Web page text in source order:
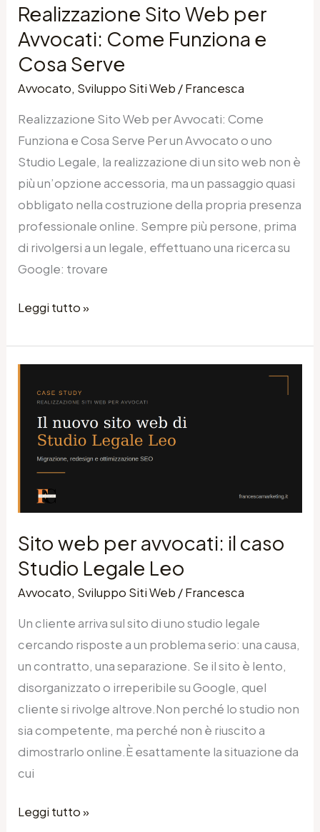
Realizzazione Sito Web per
Avvocati: Come Funziona e
Cosa Serve
Avvocato, Sviluppo Siti Web /Francesca
Realizzazione Sito Web per Avvocati: Come
Funziona e Cosa Serve Per un Avvocato o uno
Studio Legale, la realizzazione di un sito web non è
più un’opzione accessoria, ma un passaggio quasi
obbligato nella costruzione della propria presenza
professionale online. Sempre più persone, prima
di rivolgersi a un legale, effettuano una ricerca su
Google: trovare
Cosa
Serve
Leggi tutto »
Sito web per avvocati: il caso
Studio Legale Leo
Avvocato, Sviluppo Siti Web /Francesca
Un cliente arriva sul sito di uno studio legale
cercando risposte a un problema serio: una causa,
un contratto, una separazione. Se il sito è lento,
disorganizzato o irreperibile su Google, quel
cliente si rivolge altrove.Non perché lo studio non
sia competente, ma perché non è riuscito a
dimostrarlo online.È esattamente la situazione da
cui
web
per
avvocati:
Studio
Leo
Leggi tutto »